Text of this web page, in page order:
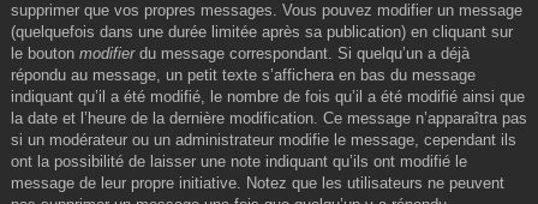
supprimer que vos propres messages. Vous pouvez modifier un message
(quelquefois dans une durée limitée après sa publication) en cliquant sur
le bouton modifierdu message correspondant. Si quelqu’un a déjà
répondu au message, un petit texte s’affichera en bas du message
indiquant qu’il a été modifié, le nombre de fois qu’il a été modifié ainsi que
la date et l’heure de la dernière modification. Ce message n’apparaîtra pas
si un modérateur ou un administrateur modifie le message, cependant ils
ont la possibilité de laisser une note indiquant qu’ils ont modifié le
message de leur propre initiative. Notez que les utilisateurs ne peuvent